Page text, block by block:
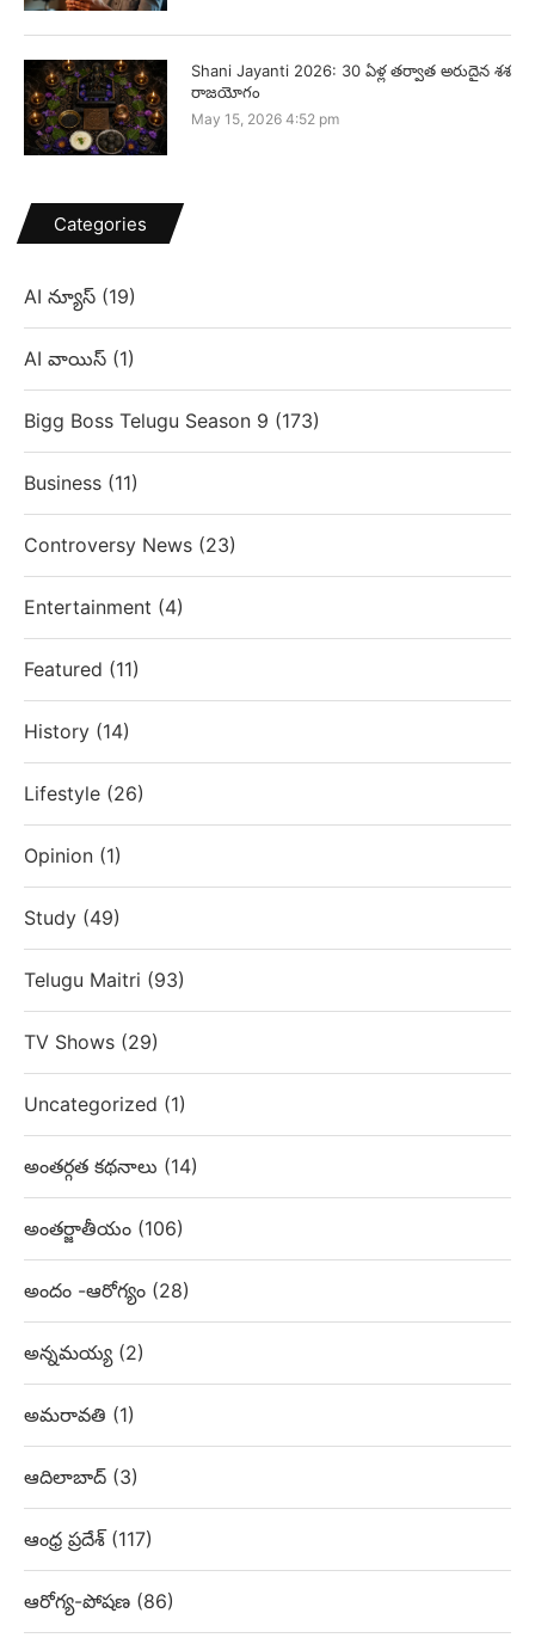
Shani Jayanti 2026: 30 ఏళ్ల తర్వాత అరుదైన శశ
రాజయోగం
May 15, 2026 4:52 pm
Categories
AI న్యూస్ (19)
AI వాయిస్ (1)
Bigg Boss Telugu Season 9 (173)
Business (11)
Controversy News (23)
Entertainment (4)
Featured (11)
History (14)
Lifestyle (26)
Opinion (1)
Study (49)
Telugu Maitri (93)
TV Shows (29)
Uncategorized (1)
అంతర్గత కథనాలు (14)
అంతర్జాతీయం (106)
అందం -ఆరోగ్యం (28)
అన్నమయ్య (2)
అమరావతి (1)
ఆదిలాబాద్ (3)
ఆంధ్ర ప్రదేశ్ (117)
ఆరోగ్య-పోషణ (86)